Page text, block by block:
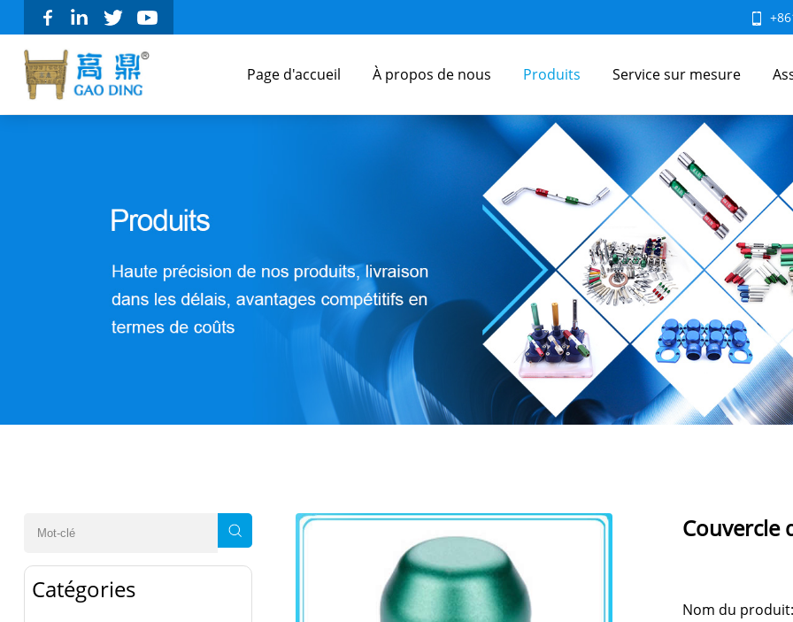
Page d'accueil À propos de nous Produits Service sur mesure
Catégories
Couvercle
Nom du